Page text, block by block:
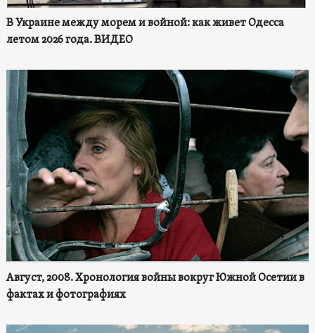
В Украине между морем и войной: как живет Одесса
летом 2026 года. ВИДЕО
Август, 2008. Хронология войны вокруг Южной Осетии в
фактах и фотографиях